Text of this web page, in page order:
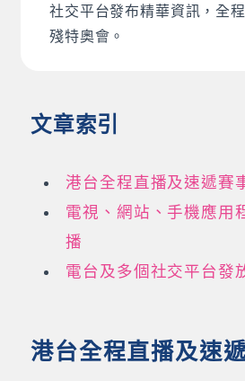
社交平台發布精華資訊，全
殘特奧會。
文章索引
港台全程直播及速遞賽
電視、網站、手機應用
播
電台及多個社交平台發
港台全程直播及速